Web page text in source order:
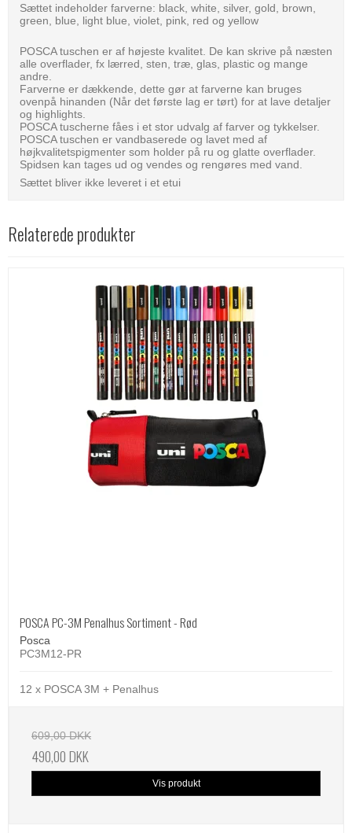
Sættet indeholder farverne: black, white, silver, gold, brown,
green, blue, light blue, violet, pink, red og yellow
POSCA tuschen er af højeste kvalitet. De kan skrive på næsten
alle overflader, fx lærred, sten, træ, glas, plastic og mange
andre.
Farverne er dækkende, dette gør at farverne kan bruges
ovenpå hinanden (Når det første lag er tørt) for at lave detaljer
og highlights.
POSCA tuscherne fåes i et stor udvalg af farver og tykkelser.
POSCA tuschen er vandbaserede og lavet med af
højkvalitetspigmenter som holder på ru og glatte overflader.
Spidsen kan tages ud og vendes og rengøres med vand.
Sættet bliver ikke leveret i et etui
Relaterede produkter
POSCA PC-3M Penalhus Sortiment - Rød
Posca
PC3M12-PR
12 x POSCA 3M + Penalhus
609,00 DKK
490,00 DKK
Vis produkt